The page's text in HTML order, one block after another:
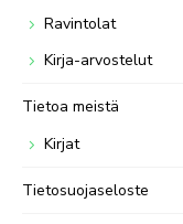
Ravintolat
Kirja-arvostelut
Tietoa meistä
Kirjat
Tietosuojaseloste